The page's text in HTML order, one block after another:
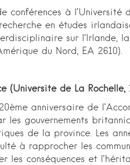
conférences à l’Université
en études
sur l’Irlande,
du Nord, EA 2610).
(Université de La Rochelle,
anniversaire de
les gouvernements
de la province. Les
à rapprocher les
les conséquences et